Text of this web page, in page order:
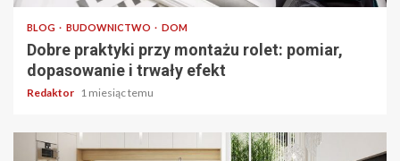
BLOG BUDOWNICTWO DOM
Dobre praktyki przy montażu rolet: pomiar,
dopasowanie i trwały efekt
Redaktor 1 miesiąc temu